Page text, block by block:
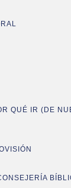
QUÉ IR (DE